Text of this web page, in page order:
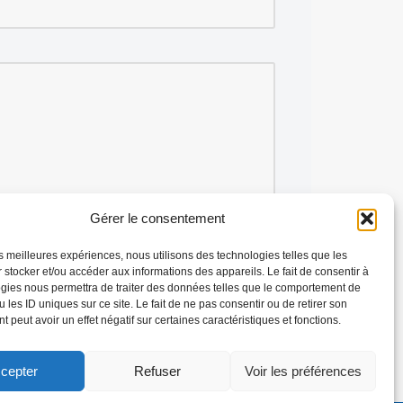
Gérer le consentement
meilleures expériences, nous utilisons des technologies telles que les
stocker et/ou accéder aux informations des appareils. Le fait de consentir à
nous permettra de traiter des données telles que le comportement de
les ID uniques sur ce site. Le fait de ne pas consentir ou de retirer son
peut avoir un effet négatif sur certaines caractéristiques et fonctions.
Refuser Voir les préférences